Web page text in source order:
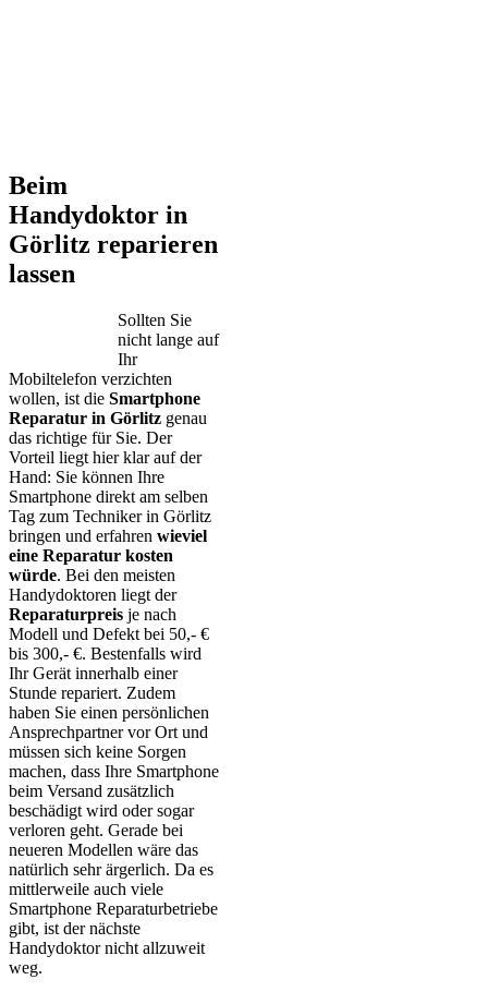
Beim
Handydoktor in
Görlitz reparieren
lassen
Sollten Sie
nicht lange auf
Ihr
Mobiltelefon verzichten
wollen, ist die Smartphone
Reparatur in Görlitz genau
das richtige für Sie. Der
Vorteil liegt hier klar auf der
Hand: Sie können Ihre
Smartphone direkt am selben
Tag zum Techniker in Görlitz
bringen und erfahren wieviel
eine Reparatur kosten
würde. Bei den meisten
Handydoktoren liegt der
Reparaturpreis je nach
Modell und Defekt bei 50,- €
bis 300,- €. Bestenfalls wird
Ihr Gerät innerhalb einer
Stunde repariert. Zudem
haben Sie einen persönlichen
Ansprechpartner vor Ort und
müssen sich keine Sorgen
machen, dass Ihre Smartphone
beim Versand zusätzlich
beschädigt wird oder sogar
verloren geht. Gerade bei
neueren Modellen wäre das
natürlich sehr ärgerlich. Da es
mittlerweile auch viele
Smartphone Reparaturbetriebe
gibt, ist der nächste
Handydoktor nicht allzuweit
weg.